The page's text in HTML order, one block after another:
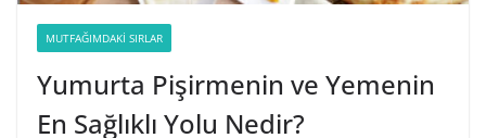
MUTFAĞIMDAKI SIRLAR
Yumurta Pişirmenin ve Yemenin
En Sağlıklı Yolu Nedir?